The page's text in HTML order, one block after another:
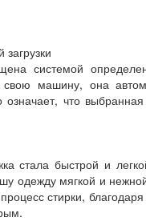
системой
машину, она
что
стала быстрой и
одежду мягкой и
стирки,